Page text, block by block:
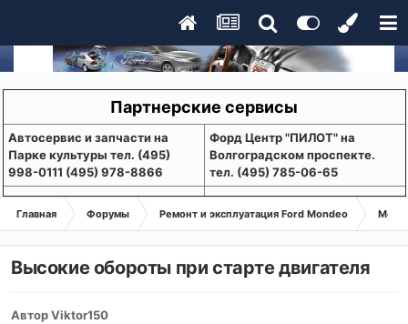
Партнерские сервисы
Aвтосервис и запчасти на
Парке культуры тел. (495)
998-0111 (495) 978-8866
Форд Центр "ПИЛОТ" на
Волгоградском проспекте.
тел. (495) 785-06-65
Главная Форумы Ремонт и эксплуатация Ford Mondeo
Высокие обороты при старте двигателя
АвторViktor150